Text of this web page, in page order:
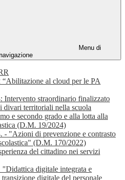
Menu di
“Abilitazione al cloud per le PA
Intervento straordinario finalizzato
divari territoriali nella scuola
e secondo grado e alla lotta alla
(D.M. 19/2024)
- "Azioni di prevenzione e contrasto
(D.M. 170/2022)
del cittadino nei servizi
"Didattica digitale integrata e
digitale del personale